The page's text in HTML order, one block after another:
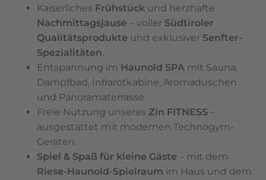
Kaiserliches Frühstück und herzhafte
Nachmittagsjause– voller Südtiroler
Qualitätsprodukte und exklusiver Senfter-
Spezialitäten.
Entspannung im Haunold SPA mit Sauna,
Dampfbad, Infrarotkabine, Aromaduschen
und Panoramaterrasse.
Freie Nutzung unseres Zin FITNESS –
ausgestattet mit modernen Technogym-
Geräten.
Spiel & Spaß für kleine Gäste– mit dem
Riese-Haunold-Spielraum im Haus und dem